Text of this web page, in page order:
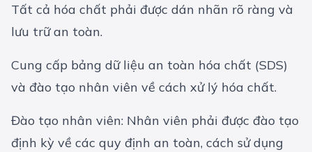
Tất cả hóa chất phải được dán nhãn rõ ràng và
lưu trữ an toàn.
Cung cấp bảng dữ liệu an toàn hóa chất (SDS)
và đào tạo nhân viên về cách xử lý hóa chất.
Đào tạo nhân viên: Nhân viên phải được đào tạo
định kỳ về các quy định an toàn, cách sử dụng